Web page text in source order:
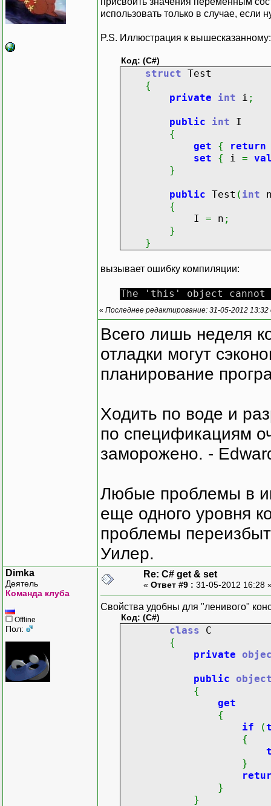
использовать только в случае, если
P.S. Иллюстрация к вышесказанному:
Код: (C#)
struct Test
{
private
int i ;
public int I
{
get
{ return
set
{ i =
}
public Test ( int
{
I = n ;
}
}
вызывает ошибку компиляции:
The 'this' object
« Последнее редактирование: 31-05-2012
Всего лишь неделя
отладки могут
планирование
Ходить по воде и
по спецификациям
заморожено. -
Любые проблемы в
еще одного уровня
проблемы
Уилер.
Dimka
Деятель
Команда клуба
Offline
Пол:
Re: C# get & set
« Ответ #9 : 31-05-2012 16:28
Свойства удобны для "ленивого"
Код: (C#)
class C
{
private
public
{
get
{
if
(
{
}
}
}